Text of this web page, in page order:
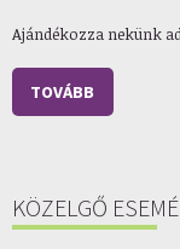
Ajándékozza nekünk
TOVÁBB
KÖZELGŐ